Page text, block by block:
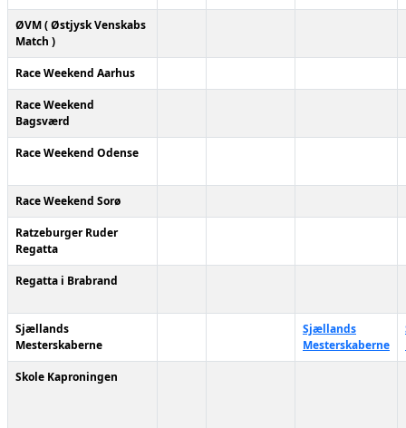
ØVM ( Østjysk Venskabs
Match )
Race Weekend Aarhus
Race Weekend
Bagsværd
Race Weekend Odense
Race Weekend Sorø
Ratzeburger Ruder
Regatta
Regatta i Brabrand
Sjællands
Mesterskaberne
Sjællands
Mesterskaberne
Skole Kaproningen